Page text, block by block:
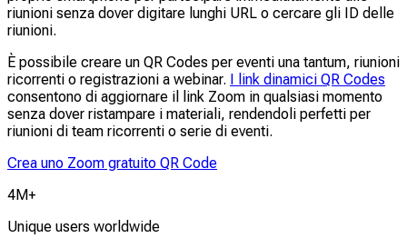
riunioni senza dover digitare lunghi URL o cercare gli ID delle
riunioni.
È possibile creare un QR Codes per eventi una tantum, riunioni
ricorrenti o registrazioni a webinar. I link dinamici QR Codes
consentono di aggiornare il link Zoom in qualsiasi momento
senza dover ristampare i materiali, rendendoli perfetti per
riunioni di team ricorrenti o serie di eventi.
Crea uno Zoom gratuito QR Code
4M+
Unique users worldwide